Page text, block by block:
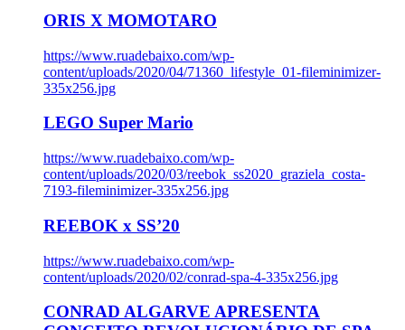
ORIS X MOMOTARO
https://www.ruadebaixo.com/wp-
content/uploads/2020/04/71360_lifestyle_01-fileminimizer-
335x256.jpg
LEGO Super Mario
https://www.ruadebaixo.com/wp-
content/uploads/2020/03/reebok_ss2020_graziela_costa-
7193-fileminimizer-335x256.jpg
REEBOK x SS’20
https://www.ruadebaixo.com/wp-
content/uploads/2020/02/conrad-spa-4-335x256.jpg
CONRAD ALGARVE APRESENTA